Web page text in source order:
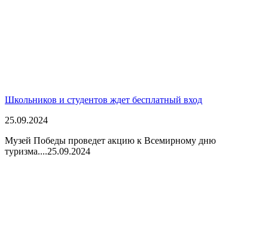
Школьников и студентов ждет бесплатный вход
25.09.2024
Музей Победы проведет акцию к Всемирному дню
туризма....25.09.2024